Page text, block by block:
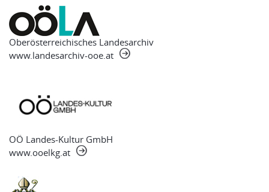
Oberösterreichisches Landesarchiv
www.landesarchiv-ooe.at
OÖ Landes-Kultur GmbH
www.ooelkg.at